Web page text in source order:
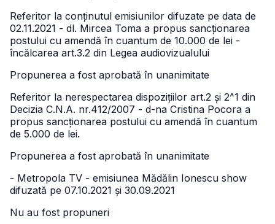
Referitor la conținutul emisiunilor difuzate pe data de
02.11.2021 - dl. Mircea Toma a propus sancționarea
postului cu amendă în cuantum de 10.000 de lei -
încălcarea art.3.2 din Legea audiovizualului
Propunerea a fost aprobată în unanimitate
Referitor la nerespectarea dispozițiilor art.2 și 2^1 din
Decizia C.N.A. nr.412/2007 - d-na Cristina Pocora a
propus sancționarea postului cu amendă în cuantum
de 5.000 de lei.
Propunerea a fost aprobată în unanimitate
- Metropola TV - emisiunea Mădălin Ionescu show
difuzată pe 07.10.2021 și 30.09.2021
Nu au fost propuneri